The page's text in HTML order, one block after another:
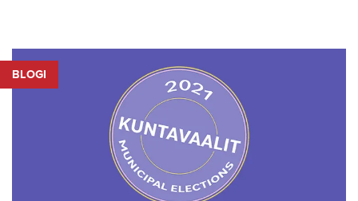
BLOGI